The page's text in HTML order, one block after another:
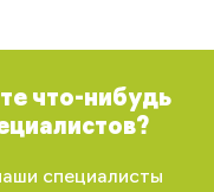
что-нибудь
специалисты